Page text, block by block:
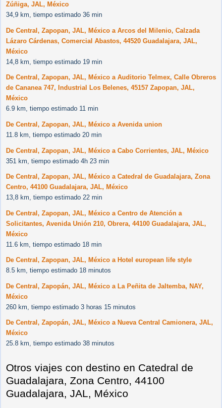
Zúñiga, JAL, México
34,9 km, tiempo estimado 36 min
De Central, Zapopan, JAL, México a Arcos del Milenio, Calzada
Lázaro Cárdenas, Comercial Abastos, 44520 Guadalajara, JAL,
México
14,8 km, tiempo estimado 19 min
De Central, Zapopan, JAL, México a Auditorio Telmex, Calle Obreros
de Cananea 747, Industrial Los Belenes, 45157 Zapopan, JAL,
México
6.9 km, tiempo estimado 11 min
De Central, Zapopan, JAL, México a Avenida union
11.8 km, tiempo estimado 20 min
De Central, Zapopan, JAL, México a Cabo Corrientes, JAL, México
351 km, tiempo estimado 4h 23 min
De Central, Zapopan, JAL, México a Catedral de Guadalajara, Zona
Centro, 44100 Guadalajara, JAL, México
13,8 km, tiempo estimado 22 min
De Central, Zapopan, JAL, México a Centro de Atención a
Solicitantes, Avenida Unión 210, Obrera, 44100 Guadalajara, JAL,
México
11.6 km, tiempo estimado 18 min
De Central, Zapopan, JAL, México a Hotel european life style
8.5 km, tiempo estimado 18 minutos
De Central, Zapopán, JAL, México a La Peñita de Jaltemba, NAY,
México
260 km, tiempo estimado 3 horas 15 minutos
De Central, Zapopán, JAL, México a Nueva Central Camionera, JAL,
México
25.8 km, tiempo estimado 38 minutos
Otros viajes con destino en Catedral de
Guadalajara, Zona Centro, 44100
Guadalajara, JAL, México